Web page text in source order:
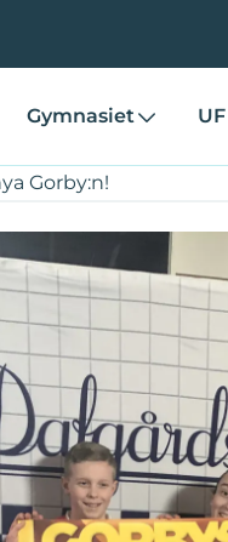
Gymnasiet
Gorby:n!
den